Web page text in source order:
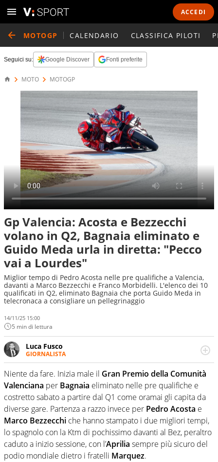
ACCEDI
MOTOGP CALENDARIO CLASSIFICA PILOTI
Seguici su: Google Discover Fonti preferite
MOTO MOTOGP
Gp Valencia: Acosta e Bezzecchi
volano in Q2, Bagnaia eliminato e
Guido Meda urla in diretta: "Pecco
vai a Lourdes"
Miglior tempo di Pedro Acosta nelle pre qualifiche a Valencia,
davanti a Marco Bezzecchi e Franco Morbidelli. L'elenco dei 10
qualificati in Q2, eliminato Bagnaia che porta Guido Meda in
telecronaca a consigliare un pellegrinaggio
14/11/25 15:00
5 min di lettura
Luca Fusco
GIORNALISTA
Giornalista multimediale. Quando si accendono i motori,
lui sgasa, impenna, derapa. E spesso e volentieri finisce
sul podio
Niente da fare. Inizia male il Gran Premio della Comunità
Valenciana per Bagnaia eliminato nelle pre qualifiche e
costretto sabato a partire dal Q1 come oramai gli capita da
diverse gare. Partenza a razzo invece per Pedro Acosta e
Marco Bezzecchi che hanno stampato i due migliori tempi,
lo spagnolo con la Ktm di pochissimo davanti al Bez, peraltro
caduto a inizio sessione, con l’Aprilia sempre più sicuro del
podio mondiale dietro i fratelli Marquez.